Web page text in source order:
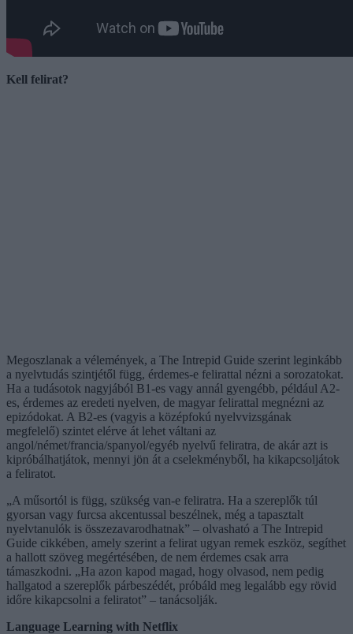
Kell felirat?
Megoszlanak a vélemények, a The Intrepid Guide szerint leginkább
a nyelvtudás szintjétől függ, érdemes-e felirattal nézni a sorozatokat.
Ha a tudásotok nagyjából B1-es vagy annál gyengébb, például A2-
es, érdemes az eredeti nyelven, de magyar felirattal megnézni az
epizódokat. A B2-es (vagyis a középfokú nyelvvizsgának
megfelelő) szintet elérve át lehet váltani az
angol/német/francia/spanyol/egyéb nyelvű feliratra, de akár azt is
kipróbálhatjátok, mennyi jön át a cselekményből, ha kikapcsoljátok
a feliratot.
„A műsortól is függ, szükség van-e feliratra. Ha a szereplők túl
gyorsan vagy furcsa akcentussal beszélnek, még a tapasztalt
nyelvtanulók is összezavarodhatnak” – olvasható a The Intrepid
Guide cikkében, amely szerint a felirat ugyan remek eszköz, segíthet
a hallott szöveg megértésében, de nem érdemes csak arra
támaszkodni. „Ha azon kapod magad, hogy olvasod, nem pedig
hallgatod a szereplők párbeszédét, próbáld meg legalább egy rövid
időre kikapcsolni a feliratot” – tanácsolják.
Language Learning with Netflix